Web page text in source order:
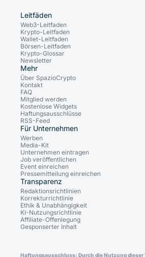
Leitfäden
Web3-Leitfaden
Krypto-Leitfaden
Wallet-Leitfaden
Börsen-Leitfaden
Krypto-Glossar
Newsletter
Mehr
Über SpazioCrypto
Kontakt
FAQ
Mitglied werden
Kostenlose Widgets
Haftungsausschlüsse
RSS-Feed
Für Unternehmen
Werben
Media-Kit
Unternehmen eintragen
Job veröffentlichen
Event einreichen
Pressemitteilung einreichen
Transparenz
Redaktionsrichtlinien
Korrekturrichtlinie
Ethik & Unabhängigkeit
KI-Nutzungsrichtlinie
Affiliate-Offenlegung
Gesponserter Inhalt
Haftungsausschluss: Durch die Nutzung dieser